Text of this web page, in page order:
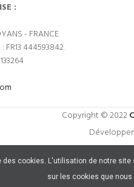
:
- FRANCE
FR13 444593842.
Copyright © 2022
cookies. L'utilisation de notre
sur les cookies que